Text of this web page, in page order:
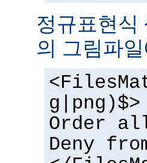
정규표현식
의 그림파
g|png)$>
Order
Deny